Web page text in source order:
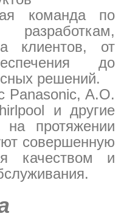
команда по
клиентов, от
до
решений.
Panasonic, A.O.
и другие
на протяжении
совершенную
качеством и